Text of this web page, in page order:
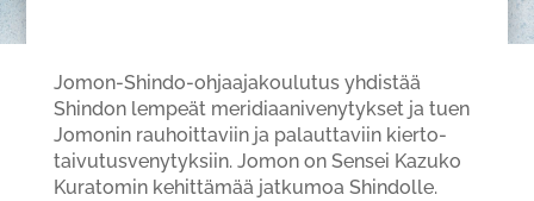
Jomon-Shindo-ohjaajakoulutus yhdistää
Shindon lempeät meridiaanivenytykset ja tuen
Jomonin rauhoittaviin ja palauttaviin kierto-
taivutusvenytyksiin. Jomon on Sensei Kazuko
Kuratomin kehittämää jatkumoa Shindolle.